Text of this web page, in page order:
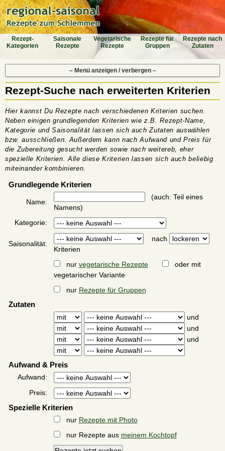
Rezept-
Katego­rien
Saiso­nale
Rezepte
Vegeta­rische
Rezepte
Rezepte für
Gruppen
Rezepte nach
Zutaten
– Menü anzeigen / verbergen –
Rezept-Suche nach erweiterten Kriterien
Hier kannst Du Rezepte nach verschiedenen Kriterien suchen.
Neben einigen grundlegenden Kriterien wie z.B. Rezept-Name,
Kategorie und Saisonalität lassen sich auch Zutaten auswählen
bzw. ausschließen. Außerdem kann nach Aufwand und Preis für
die Zubereitung gesucht werden sowie nach weitereb, eher
spezielle Kriterien. Alle diese Kriterien lassen sich auch beliebig
miteinander kombinieren.
Grundlegende Kriterien
Name:
(auch: Teil eines
Namens)
Kategorie:
Saisonalität:
nach
Kriterien
nur vegetarische Rezepte
oder mit
vegetarischer Variante
nur Rezepte für Gruppen
Zutaten
und
und
und
Aufwand & Preis
Aufwand:
Preis:
Spezielle Kriterien
nur Rezepte mit Photo
nur Rezepte aus meinem Kochtopf